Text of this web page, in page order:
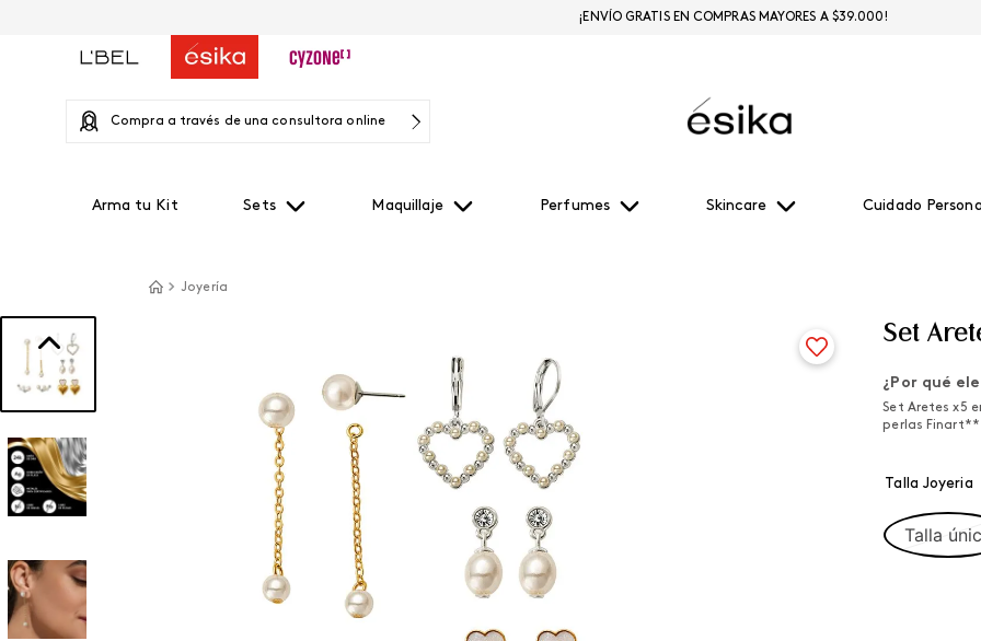
Compra a través de una consultora online
Arma tu Kit Sets Maquillaje Perfumes Skincare Cuidado
¡ENVÍO GRATIS EN COMPRAS MAYORES A $39.000!
Joyería
Set
¿Por qué
Set Aretes x5
perlas Finart**
Talla Joyeria
Talla